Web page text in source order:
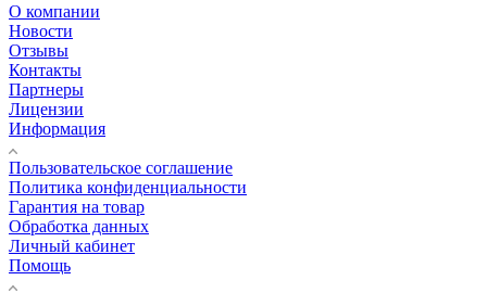
О компании
Новости
Отзывы
Контакты
Партнеры
Лицензии
Информация
Пользовательское соглашение
Политика конфиденциальности
Гарантия на товар
Обработка данных
Личный кабинет
Помощь